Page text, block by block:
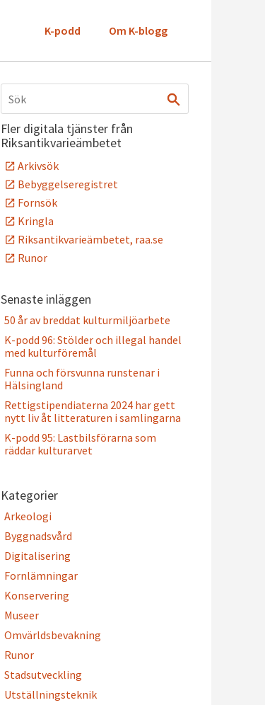
K-podd Om K-blogg
Fler digitala tjänster från
Riksantikvarieämbetet
Arkivsök
Bebyggelseregistret
Fornsök
Kringla
Riksantikvarieämbetet, raa.se
Runor
Senaste inläggen
50 år av breddat kulturmiljöarbete
K-podd 96: Stölder och illegal handel
med kulturföremål
Funna och försvunna runstenar i
Hälsingland
Rettigstipendiaterna 2024 har gett
nytt liv åt litteraturen i samlingarna
K-podd 95: Lastbilsförarna som
räddar kulturarvet
Kategorier
Arkeologi
Byggnadsvård
Digitalisering
Fornlämningar
Konservering
Museer
Omvärldsbevakning
Runor
Stadsutveckling
Utställningsteknik